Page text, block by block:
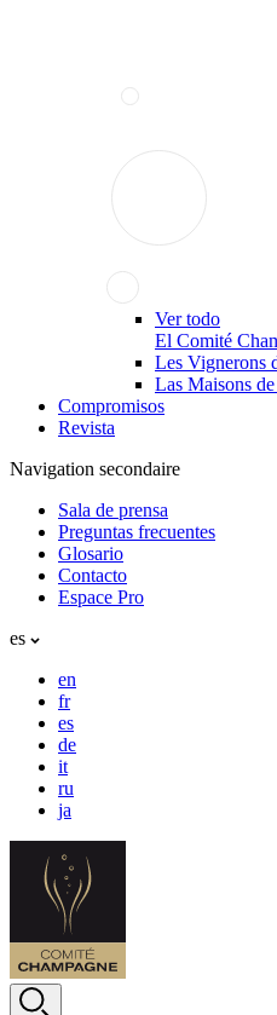
Ver todo
El Comité
Les Vignerons
Las Maisons
Compromisos
Revista
Navigation secondaire
Sala de prensa
Preguntas frecuentes
Glosario
Contacto
Espace Pro
es
en
fr
es
de
it
ru
ja